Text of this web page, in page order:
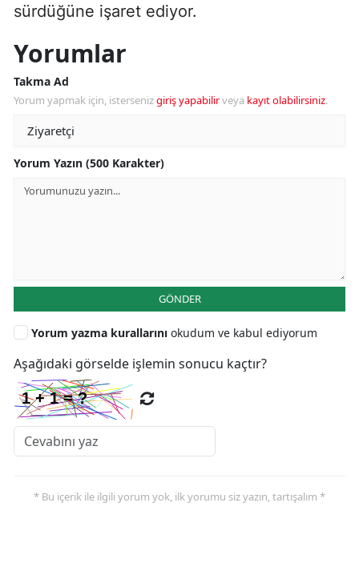
sürdüğüne işaret ediyor.
Yorumlar
Takma Ad
Yorum yapmak için, istersenizgiriş yapabilirveya kayıt olabilirsiniz.
Yorum Yazın (500 Karakter)
GÖNDER
Yorum yazma kurallarını okudum ve kabul ediyorum
Aşağıdaki görselde işlemin sonucu kaçtır?
* Bu içerik ile ilgili yorum yok, ilk yorumu siz yazın, tartışalım *